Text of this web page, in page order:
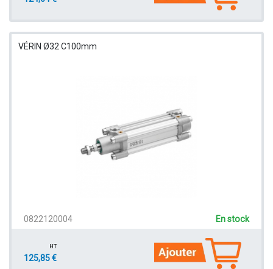
VÉRIN Ø32 C100mm
0822120004 En stock
HT
125,85 €